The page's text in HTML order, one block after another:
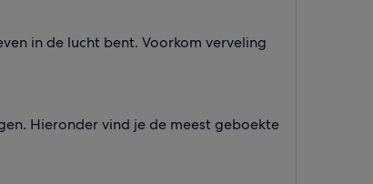
in de lucht bent. Voorkom verveling
Hieronder vind je de meest geboekte